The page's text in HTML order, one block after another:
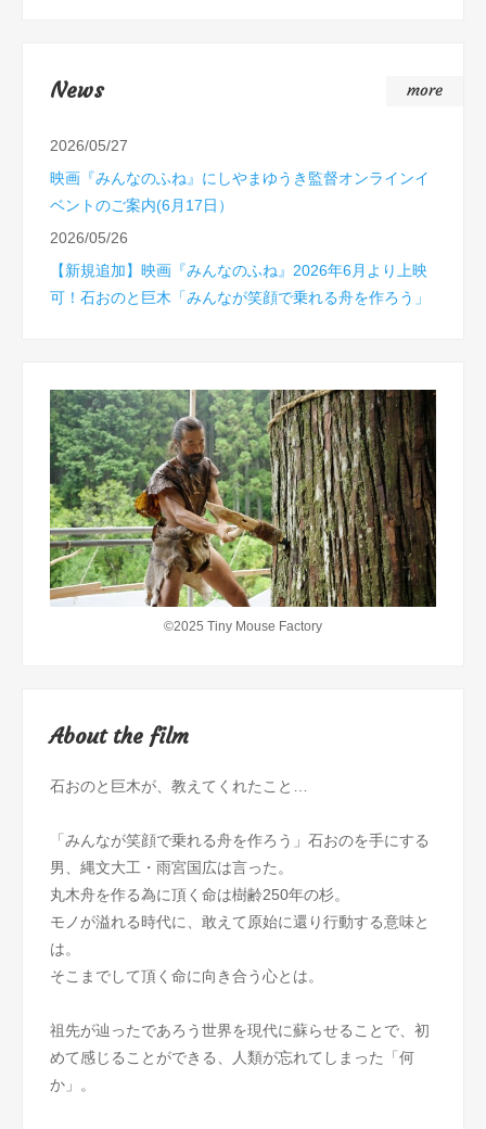
News
2026/05/27
映画『みんなのふね』にしやまゆうき監督オンラインイ
ベントのご案内(6月17日）
2026/05/26
【新規追加】映画『みんなのふね』2026年6月より上映
可！石おのと巨木「みんなが笑顔で乗れる舟を作ろう」
©2025 Tiny Mouse Factory
About the film
石おのと巨木が、教えてくれたこと…
「みんなが笑顔で乗れる舟を作ろう」石おのを手にする
男、縄文大工・雨宮国広は言った。
丸木舟を作る為に頂く命は樹齢250年の杉。
モノが溢れる時代に、敢えて原始に還り行動する意味と
は。
​そこまでして頂く命に向き合う心とは。
祖先が辿ったであろう世界を現代に蘇らせることで、初
めて感じることができる、人類が忘れてしまった「何
か」。